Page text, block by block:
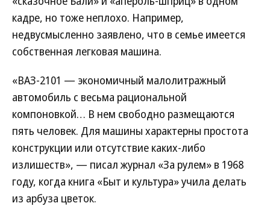
кадре, но тоже неплохо. Например,
недвусмысленно заявлено, что в семье имеется
собственная легковая машина.
«ВАЗ-2101 — экономичный малолитражный
автомобиль с весьма рациональной
компоновкой… В нем свободно размещаются
пять человек. Для машины характерны простота
конструкции или отсутствие каких-либо
излишеств», — писал журнал «За рулем» в 1968
году, когда книга «Быт и культура» учила делать
из арбуза цветок.